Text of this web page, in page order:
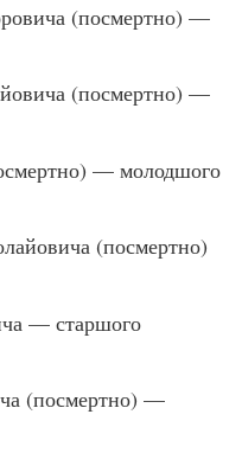
(посмертно) —
(посмертно) —
— молодшого
(посмертно)
— старшого
(посмертно) —